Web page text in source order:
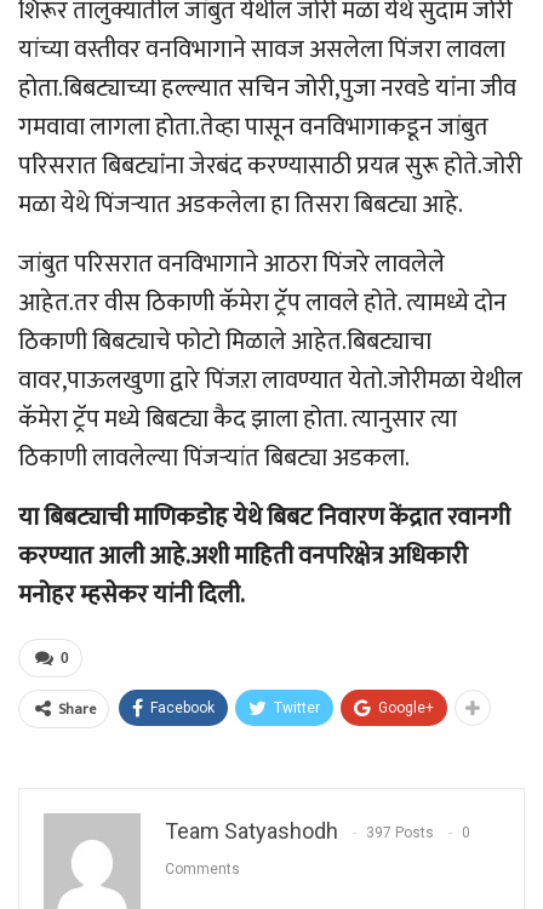
शिरूर तालुक्यातील जांबुत येथील जोरी मळा येथे सुदाम जोरी
यांच्या वस्तीवर वनविभागाने सावज असलेला पिंजरा लावला
होता.बिबट्याच्या हल्ल्यात सचिन जोरी,पुजा नरवडे यांंना जीव
गमवावा लागला होता.तेव्हा पासून वनविभागाकडून जांबुत
परिसरात बिबट्यांंना जेरबंद करण्यासाठी प्रयत्न सुरू होते.जोरी
मळा येथे पिंजऱ्यात अडकलेला हा तिसरा बिबट्या आहे.
जांबुत परिसरात वनविभागाने आठरा पिंजरे लावलेले
आहेत.तर वीस ठिकाणी कॅमेरा ट्रॅप लावले होते. त्यामध्ये दोन
ठिकाणी बिबट्याचे फोटो मिळाले आहेत.बिबट्याचा
वावर,पाऊलखुणा द्वारे पिंजऱा लावण्यात येतो.जोरीमळा येथील
कॅमेरा ट्रॅप मध्ये बिबट्या कैद झाला होता. त्यानुसार त्या
ठिकाणी लावलेल्या पिंजऱ्यांत बिबट्या अडकला.
या बिबट्याची माणिकडोह येथे बिबट निवारण केंद्रात रवानगी
करण्यात आली आहे.अशी माहिती वनपरिक्षेत्र अधिकारी
मनोहर म्हसेकर यांनी दिली.
0
Share Facebook Twitter Google+
Team Satyashodh 397 Posts 0
Comments